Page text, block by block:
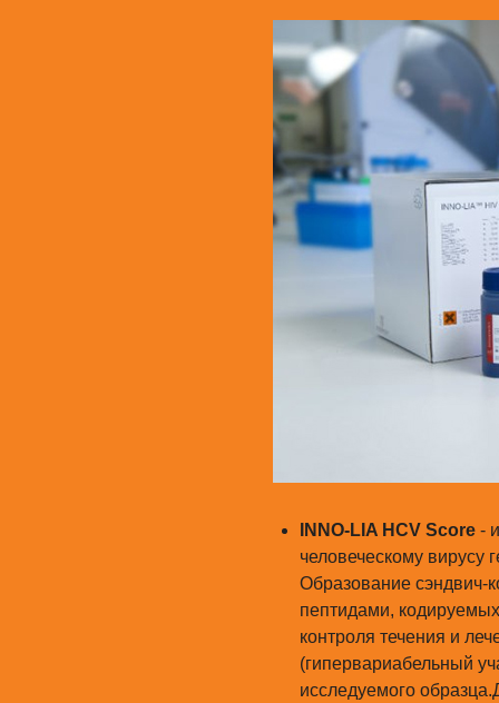
INNO-LIA HCV Score -
человеческому вирусу
Образование сэндвич-
пептидами,
контроля течения и
(гипервариабельный
исследуемого